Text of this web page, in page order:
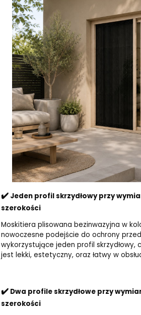
✔️ Jeden profil skrzydłowy przy
szerokości
Moskitiera plisowana bezinwazyjna w
nowoczesne podejście do ochrony
wykorzystujące jeden profil skrzydłowy,
jest lekki, estetyczny, oraz łatwy w
✔️ Dwa profile skrzydłowe przy
szerokości